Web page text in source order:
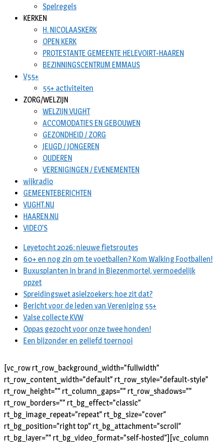
Spelregels
KERKEN
H. NICOLAASKERK
OPEN KERK
PROTESTANTE GEMEENTE HELEVOIRT-HAAREN
BEZINNINGSCENTRUM EMMAUS
V55+
55+ activiteiten
ZORG/WELZIJN
WELZIJN VUGHT
ACCOMODATIES EN GEBOUWEN
GEZONDHEID / ZORG
JEUGD / JONGEREN
OUDEREN
VERENIGINGEN / EVENEMENTEN
wijkradio
GEMEENTEBERICHTEN
VUGHT.NU
HAAREN.NU
VIDEO’S
Leyetocht 2026: nieuwe fietsroutes
60+ en nog zin om te voetballen? Kom Walking Footballen!
Buxusplanten in brand in Biezenmortel, vermoedelijk
opzet
Spreidingswet asielzoekers: hoe zit dat?
Bericht voor de leden van Vereniging 55+
Valse collecte KVW
Oppas gezocht voor onze twee honden!
Een bijzonder en geliefd toernooi
[vc_row rt_row_background_width=”fullwidth”
rt_row_content_width=”default” rt_row_style=”default-style”
rt_row_height=”” rt_column_gaps=”” rt_row_shadows=””
rt_row_borders=”” rt_bg_effect=”classic”
rt_bg_image_repeat=”repeat” rt_bg_size=”cover”
rt_bg_position=”right top” rt_bg_attachment=”scroll”
rt_bg_layer=”” rt_bg_video_format=”self-hosted”][vc_column